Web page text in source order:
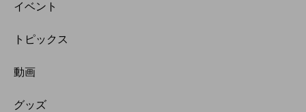
イベント
トピックス
動画
グッズ